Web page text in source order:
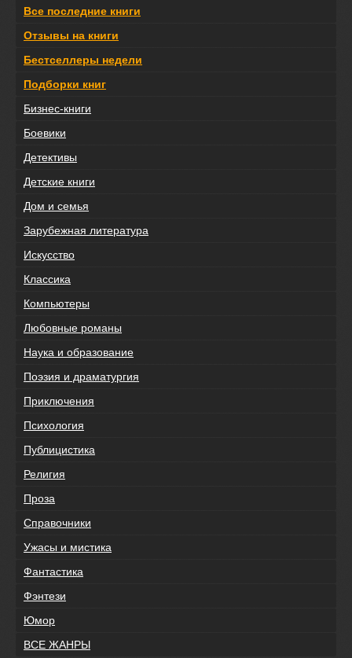
Все последние книги
Отзывы на книги
Бестселлеры недели
Подборки книг
Бизнес-книги
Боевики
Детективы
Детские книги
Дом и семья
Зарубежная литература
Искусство
Классика
Компьютеры
Любовные романы
Наука и образование
Поэзия и драматургия
Приключения
Психология
Публицистика
Религия
Проза
Справочники
Ужасы и мистика
Фантастика
Фэнтези
Юмор
ВСЕ ЖАНРЫ